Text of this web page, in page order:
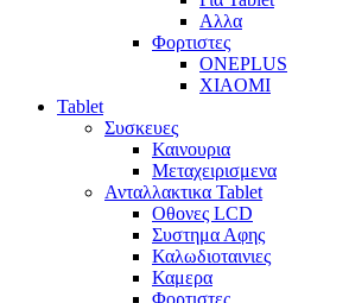
Αλλα
Φορτιστες
ONEPLUS
XIAOMI
Tablet
Συσκευες
Καινουρια
Μεταχειρισμενα
Ανταλλακτικα Tablet
Οθονες LCD
Συστημα Αφης
Καλωδιοταινιες
Καμερα
Φορτιστες